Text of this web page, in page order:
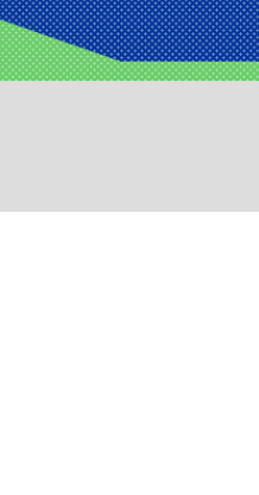
かす...
91...